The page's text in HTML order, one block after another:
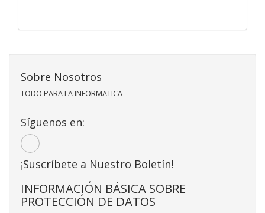
Sobre Nosotros
TODO PARA LA INFORMATICA
Síguenos en:
¡Suscríbete a Nuestro Boletín!
INFORMACIÓN BÁSICA SOBRE
PROTECCIÓN DE DATOS